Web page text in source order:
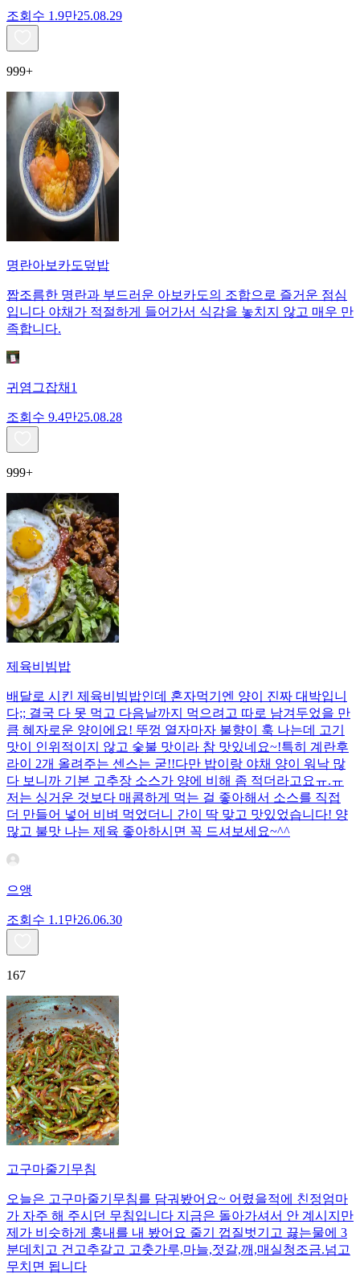
조회수 1.9만25.08.29
999+
명란아보카도덮밥
짭조름한 명란과 부드러운 아보카도의 조합으로 즐거운 점심
입니다 야채가 적절하게 들어가서 식감을 놓치지 않고 매우 만
족합니다.
귀염그잡채1
조회수 9.4만25.08.28
999+
제육비빔밥
배달로 시킨 제육비빔밥인데 혼자먹기엔 양이 진짜 대박입니
다;; 결국 다 못 먹고 다음날까지 먹으려고 따로 남겨두었을 만
큼 혜자로운 양이에요! 뚜껑 열자마자 불향이 훅 나는데 고기
맛이 인위적이지 않고 숯불 맛이라 참 맛있네요~!특히 계란후
라이 2개 올려주는 센스는 굳!! ​다만 밥이랑 야채 양이 워낙 많
다 보니까 기본 고추장 소스가 양에 비해 좀 적더라고요ㅠ.ㅠ
저는 싱거운 것보다 매콤하게 먹는 걸 좋아해서 소스를 직접
더 만들어 넣어 비벼 먹었더니 간이 딱 맞고 맛있었습니다! 양
많고 불맛 나는 제육 좋아하시면 꼭 드셔보세요~^^
으앵
조회수 1.1만26.06.30
167
고구마줄기무침
오늘은 고구마줄기무침를 담궈봤어요~ 어렸을적에 친정엄마
가 자주 해 주시던 무침입니다 지금은 돌아가셔서 안 계시지만
제가 비슷하게 훙내를 내 봤어요 줄기 껍질벗기고 끓는물에 3
분데치고 건고추갈고 고춧가루,마늘,젓갈,깨,매실청조금.넘고
무치면 됩니다